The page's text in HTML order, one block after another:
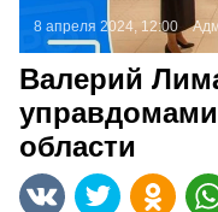
8 апреля 2024, 12:00
Валерий
области